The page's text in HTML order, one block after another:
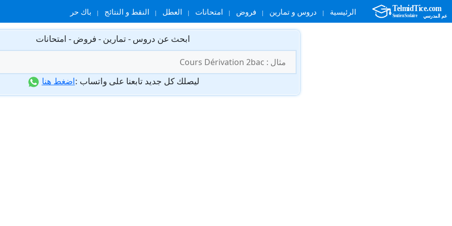
الرئيسية دروس و تمارين فروض امتحانات العطل النقط و النتائج باك حر
ابحث عن دروس - تمارين - فروض - امتحانات
عن:
ليصلك كل جديد تابعنا على واتساب :اضغط هنا